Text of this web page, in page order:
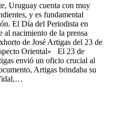
Uruguay cuenta con muy
y es fundamental
El Día del Periodista en
al nacimiento de la prensa
de José Artigas del 23 de
Oriental» El 23 de
envió un oficio crucial al
Artigas brindaba su